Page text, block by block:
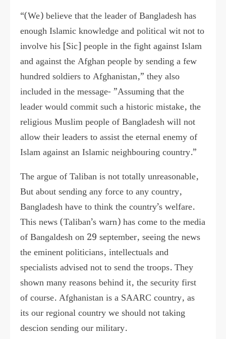
“(We) believe that the leader of Bangladesh has
enough Islamic knowledge and political wit not to
involve his [Sic] people in the fight against Islam
and against the Afghan people by sending a few
hundred soldiers to Afghanistan,” they also
included in the message- ”Assuming that the
leader would commit such a historic mistake, the
religious Muslim people of Bangladesh will not
allow their leaders to assist the eternal enemy of
Islam against an Islamic neighbouring country.”
The argue of Taliban is not totally unreasonable,
But about sending any force to any country,
Bangladesh have to think the country’s welfare.
This news (Taliban’s warn) has come to the media
of Bangaldesh on 29 september, seeing the news
the eminent politicians, intellectuals and
specialists advised not to send the troops. They
shown many reasons behind it, the security first
of course. Afghanistan is a SAARC country, as
its our regional country we should not taking
descion sending our military.